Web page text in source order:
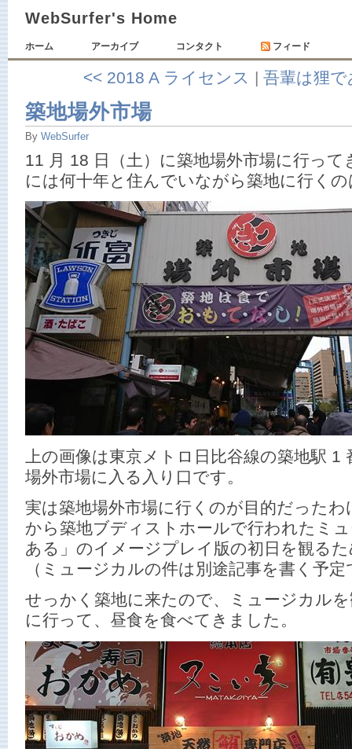
WebSurfer's Home
ホーム アーカイブ コンタクト フィード
<< 2018 A ライセンス | 吾輩は狸で
築地場外市場
By WebSurfer
11 月 18 日（土）に築地場外市場に行っ
には何十年と住んでいながら築地に行く
上の画像は東京メトロ日比谷線の築地駅 1
場外市場に入る入り口です。
実は築地場外市場に行くのが目的だった
から築地ブディストホールで行われたミ
ある」のイメージプレイ版の初日を観る
（ミュージカルの件は別途記事を書く予定
せっかく築地に来たので、ミュージカル
に行って、昼食を食べてきました。